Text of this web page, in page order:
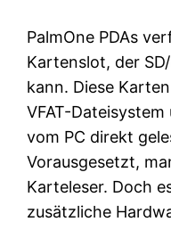
PalmOne PDAs
Kartenslot, der
kann. Diese
VFAT-
vom PC direkt
Vorausgesetzt,
Karteleser. Doch
zusätzliche